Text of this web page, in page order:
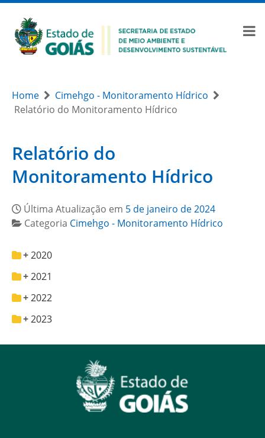
Home
Cimehgo - Monitoramento Hídrico
Relatório do Monitoramento Hídrico
Relatório do
Monitoramento Hídrico
Última Atualização em 5 de janeiro de 2024
Categoria Cimehgo - Monitoramento Hídrico
2020
2021
2022
2023